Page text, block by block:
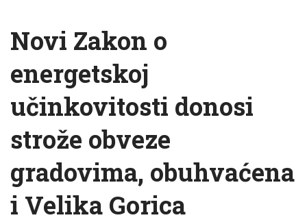
Novi Zakon o
energetskoj
učinkovitosti donosi
strože obveze
gradovima, obuhvaćena
i Velika Gorica